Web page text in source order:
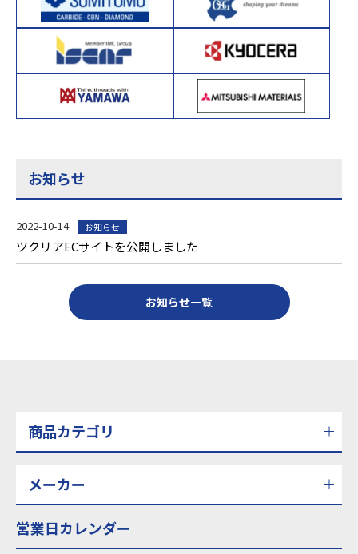
お知らせ
2022-10-14 お知らせ
ツクリアECサイトを公開しました
お知らせ一覧
商品カテゴリ
メーカー
営業日カレンダー